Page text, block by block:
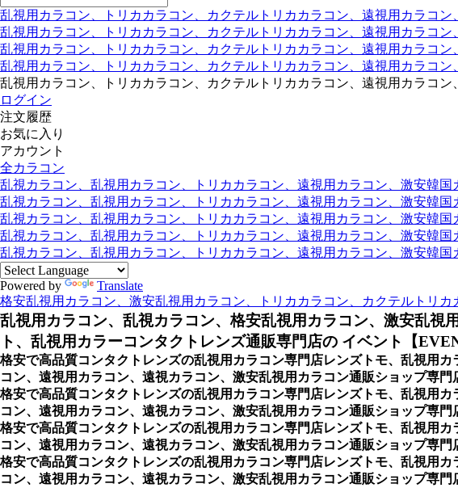
乱視用カラコン、トリカカラコン、カクテルトリカカラコン、遠視用カラコ
乱視用カラコン、トリカカラコン、カクテルトリカカラコン、遠視用カラコ
乱視用カラコン、トリカカラコン、カクテルトリカカラコン、遠視用カラコ
乱視用カラコン、トリカカラコン、カクテルトリカカラコン、遠視用カラコ
乱視用カラコン、トリカカラコン、カクテルトリカカラコン、遠視用カラコ
ログイン
注文履歴
お気に入り
アカウント
全カラコン
乱視カラコン、乱視用カラコン、トリカカラコン、遠視用カラコン、激安韓
乱視カラコン、乱視用カラコン、トリカカラコン、遠視用カラコン、激安韓国
乱視カラコン、乱視用カラコン、トリカカラコン、遠視用カラコン、激安韓
乱視カラコン、乱視用カラコン、トリカカラコン、遠視用カラコン、激安韓
乱視カラコン、乱視用カラコン、トリカカラコン、遠視用カラコン、激安韓国
Powered by
Translate
格安乱視用カラコン、激安乱視用カラコン、トリカカラコン、カクテルトリ
乱視用カラコン、乱視カラコン、格安乱視用カラコン、激安乱
ト、乱視用カラーコンタクトレンズ通販専門店の イベント【
格安で高品質コンタクトレンズの乱視用カラコン専門店レンズトモ、乱視用
コン、遠視用カラコン、遠視カラコン、激安乱視用カラコン通販ショップ専門
格安で高品質コンタクトレンズの乱視用カラコン専門店レンズトモ、乱視用
コン、遠視用カラコン、遠視カラコン、激安乱視用カラコン通販ショップ専
格安で高品質コンタクトレンズの乱視用カラコン専門店レンズトモ、乱視用
コン、遠視用カラコン、遠視カラコン、激安乱視用カラコン通販ショップ専門
格安で高品質コンタクトレンズの乱視用カラコン専門店レンズトモ、乱視用
コン、遠視用カラコン、遠視カラコン、激安乱視用カラコン通販ショップ専